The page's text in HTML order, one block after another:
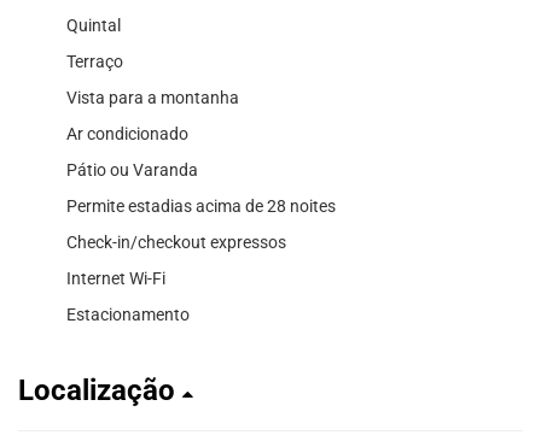
Quintal
Terraço
Vista para a montanha
Ar condicionado
Pátio ou Varanda
Permite estadias acima de 28 noites
Check-in/checkout expressos
Internet Wi-Fi
Estacionamento
Localização